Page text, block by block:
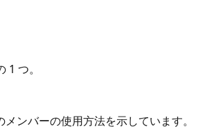
1 つ。
ンバーの使用方法を示しています。